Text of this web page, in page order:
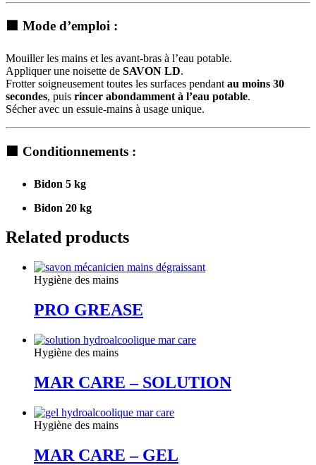
Mode d’emploi :
Mouiller les mains et les avant-bras à l’eau potable.
Appliquer une noisette de SAVON LD.
Frotter soigneusement toutes les surfaces pendant au moins 30
secondes, puis rincer abondamment à l’eau potable.
Sécher avec un essuie-mains à usage unique.
🟧 Conditionnements :
Bidon 5 kg
Bidon 20 kg
Related products
Hygiène des mains
PRO GREASE
Hygiène des mains
MAR CARE – SOLUTION
Hygiène des mains
MAR CARE – GEL